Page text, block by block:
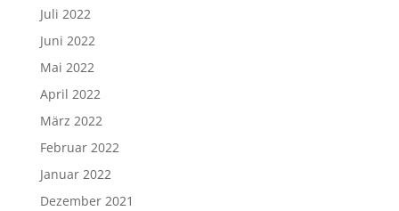
Juli 2022
Juni 2022
Mai 2022
April 2022
März 2022
Februar 2022
Januar 2022
Dezember 2021